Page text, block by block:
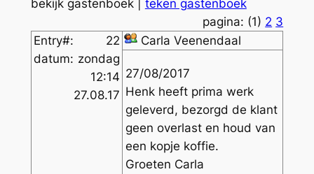
bekijk gastenboek | teken gastenboek
pagina: (1) 2 3
Entry#:
22
datum: zondag
12:14
27.08.17
Carla Veenendaal
27/08/2017
Henk heeft prima werk
geleverd, bezorgd de klant
geen overlast en houd van
een kopje koffie.
Groeten Carla